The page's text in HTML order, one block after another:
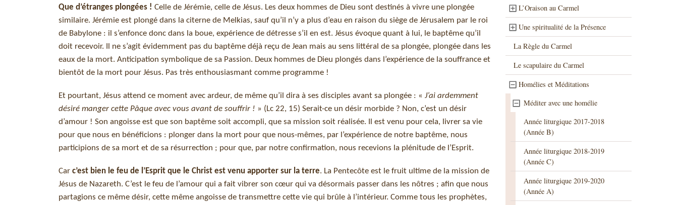
Que d’étranges plongées ! Celle de Jérémie, celle de Jésus. Les deux hommes de Dieu sont destinés à vivre une plongée
similaire. Jérémie est plongé dans la citerne de Melkias, sauf qu’il n’y a plus d’eau en raison du siège de Jérusalem par le roi
de Babylone : il s’enfonce donc dans la boue, expérience de détresse s’il en est. Jésus évoque quant à lui, le baptême qu’il
doit recevoir. Il ne s’agit évidemment pas du baptême déjà reçu de Jean mais au sens littéral de sa plongée, plongée dans les
eaux de la mort. Anticipation symbolique de sa Passion. Deux hommes de Dieu plongés dans l’expérience de la souffrance et
bientôt de la mort pour Jésus. Pas très enthousiasmant comme programme !
Et pourtant, Jésus attend ce moment avec ardeur, de même qu’il dira à ses disciples avant sa plongée : « J’ai ardemment
désiré manger cette Pâque avec vous avant de souffrir ! » (Lc 22, 15) Serait-ce un désir morbide ? Non, c’est un désir
d’amour ! Son angoisse est que son baptême soit accompli, que sa mission soit réalisée. Il est venu pour cela, livrer sa vie
pour que nous en bénéficions : plonger dans la mort pour que nous-mêmes, par l’expérience de notre baptême, nous
participions de sa mort et de sa résurrection ; pour que, par notre confirmation, nous recevions la plénitude de l’Esprit.
Car c’est bien le feu de l’Esprit que le Christ est venu apporter sur la terre. La Pentecôte est le fruit ultime de la mission de
Jésus de Nazareth. C’est le feu de l’amour qui a fait vibrer son cœur qui va désormais passer dans les nôtres ; afin que nous
partagions ce même désir, cette même angoisse de transmettre cette vie qui brûle à l’intérieur. Comme tous les prophètes,
L’Oraison au Carmel
Une spiritualité de la Présence
La Règle du Carmel
Le scapulaire du Carmel
Homélies et Méditations
Méditer avec une homélie
Année liturgique 2017-2018
(Année B)
Année liturgique 2018-2019
(Année C)
Année liturgique 2019-2020
(Année A)